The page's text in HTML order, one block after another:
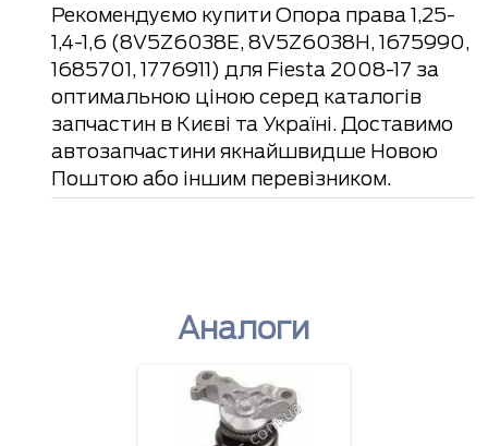
Рекомендуємо купити Опора права 1,25-
1,4-1,6 (8V5Z6038E, 8V5Z6038H, 1675990,
1685701, 1776911) для Fiesta 2008-17 за
оптимальною ціною серед каталогів
запчастин в Києві та Україні. Доставимо
автозапчастини якнайшвидше Новою
Поштою або іншим перевізником.
Аналоги